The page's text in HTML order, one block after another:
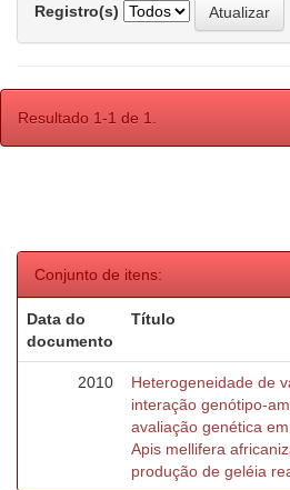
Registro(s)
Resultado 1-1 de 1.
Conjunto de itens:
Data do
documento
Título
2010
Heterogeneidade de
interação genótipo-
avaliação genética
Apis mellifera
produção de geléia